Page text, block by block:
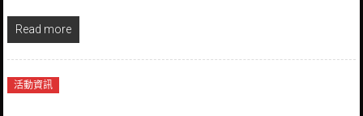
Read more
活動資訊